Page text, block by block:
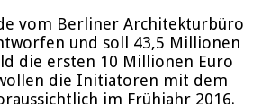
vom Berliner Architekturbüro
und soll 43,5 Millionen
die ersten 10 Millionen Euro
die Initiatoren mit dem
im Frühjahr 2016.